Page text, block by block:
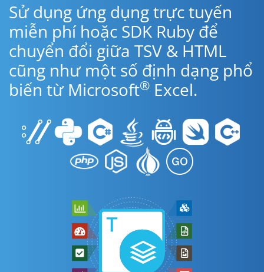
Sử dụng ứng dụng trực tuyến
miễn phí hoặc SDK Ruby để
chuyển đổi giữa TSV & HTML
cũng như một số định dạng phổ
biến từ Microsoft® Excel.